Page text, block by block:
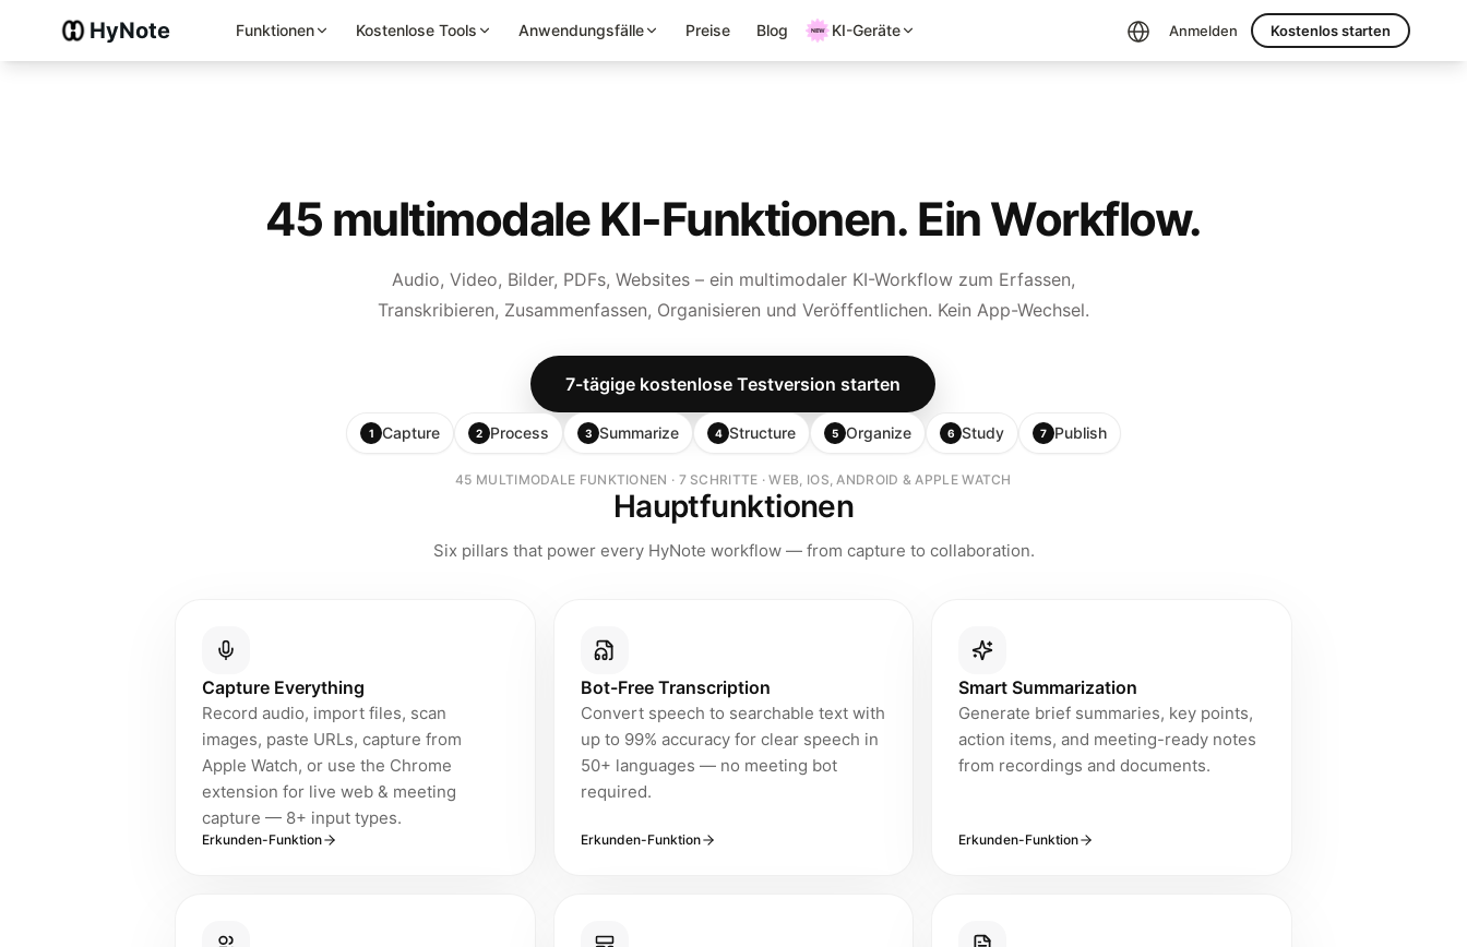
HyNote Funktionen Kostenlose Tools Anwendungsfälle Preise Blog KI-Geräte Anmelden Kostenlos starten
45 multimodale KI-Funktionen. Ein Workflow.
Audio, Video, Bilder, PDFs, Websites – ein multimodaler KI-Workflow zum Erfassen,
Transkribieren, Zusammenfassen, Organisieren und Veröffentlichen. Kein App-Wechsel.
7-tägige kostenlose Testversion starten
1 Capture 2 Process 3 Summarize 4 Structure 5 Organize 6 Study 7 Publish
45 MULTIMODALE FUNKTIONEN · 7 SCHRITTE · WEB, IOS, ANDROID & APPLE WATCH
HyNote bietet 45 multimodale KI-Notizfunktionen in einem 7-Schritte-Workflow: Erfassen (Sprache, Video, PDF, Bilder, Websites, Text,
Hauptfunktionen
Six pillars that power every HyNote workflow — from capture to collaboration.
Capture Everything
Record audio, import files, scan
images, paste URLs, capture from
Apple Watch, or use the Chrome
extension for live web & meeting
capture — 8+ input types.
Erkunden-Funktion
Bot-Free Transcription
Convert speech to searchable text with
up to 99% accuracy for clear speech in
50+ languages — no meeting bot
required.
Erkunden-Funktion
Smart Summarization
Generate brief summaries, key points,
action items, and meeting-ready notes
from recordings and documents.
Erkunden-Funktion